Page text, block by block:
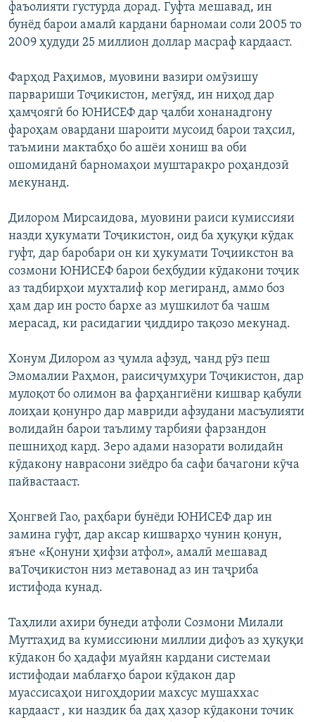
фаъолияти густурда дорад. Гуфта мешавад, ин
бунёд барои амалӣ кардани барномаи соли 2005 то
2009 ҳудуди 25 миллион доллар масраф кардааст.
Фарҳод Раҳимов, муовини вазири омӯзишу
парвариши Тоҷикистон, мегӯяд, ин ниҳод дар
ҳамҷоягӣ бо ЮНИСЕФ дар ҷалби хонанадгону
фароҳам овардани шароити мусоид барои таҳсил,
таъмини мактабҳо бо ашёи хониш ва оби
ошомиданӣ барномаҳои муштаракро роҳандозӣ
мекунанд.
Дилором Мирсаидова, муовини раиси кумиссияи
назди ҳукумати Тоҷикистон, оид ба ҳуқуқи кӯдак
гуфт, дар баробари он ки ҳукумати Тоҷиикстон ва
созмони ЮНИСЕФ барои беҳбудии кӯдакони тоҷик
аз тадбирҳои мухталиф кор мегиранд, аммо боз
ҳам дар ин росто бархе аз мушкилот ба чашм
мерасад, ки расидагии ҷиддиро тақозо мекунад.
Хонум Дилором аз ҷумла афзуд, чанд рӯз пеш
Эмомалии Раҳмон, раисиҷумҳури Тоҷикистон, дар
мулоқот бо олимон ва фарҳангиёни кишвар қабули
лоиҳаи қонунро дар мавриди афзудани масъулияти
волидайн барои таълиму тарбияи фарзандон
пешниҳод кард. Зеро адами назорати волидайн
кӯдакону наврасони зиёдро ба сафи бачагони кӯча
пайвастааст.
Ҳонгвей Гао, раҳбари бунёди ЮНИСЕФ дар ин
замина гуфт, дар аксар кишварҳо чунин қонун,
яъне «Қонуни ҳифзи атфол», амалӣ мешавад
ваТоҷикистон низ метавонад аз ин таҷриба
истифода кунад.
Таҳлили ахири бунеди атфоли Созмони Милали
Муттаҳид ва кумиссиюни миллии дифоъ аз ҳуқуқи
кӯдакон бо ҳадафи муайян кардани системаи
истифодаи маблағҳо барои кӯдакон дар
муассисаҳои нигоҳдории махсус мушаххас
кардааст , ки наздик ба даҳ ҳазор кӯдакони точик